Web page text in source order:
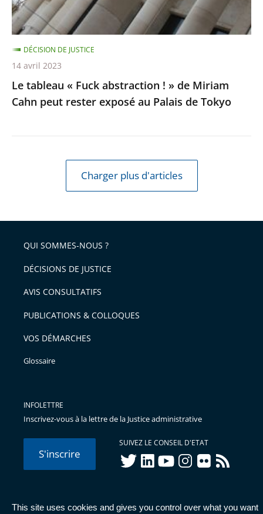
This site uses cookies and gives you control over what you want
de
Miriam
Cahn
peut
rester
exposé
au
Le tableau « Fuck abstraction ! » de Miriam
Cahn peut rester exposé au Palais de Tokyo
DÉCISION DE JUSTICE
14 avril 2023
Charger plus d'articles
QUI SOMMES-NOUS ?
DÉCISIONS DE JUSTICE
AVIS CONSULTATIFS
PUBLICATIONS & COLLOQUES
VOS DÉMARCHES
Glossaire
INFOLETTRE
Inscrivez-vous à la lettre de la Justice administrative
S'inscrire
SUIVEZ LE CONSEIL D'ETAT
twitterlinkedInyoutubeinstagram
flickr rss